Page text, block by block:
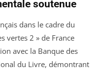
soutenue
dans le cadre du
vertes 2 » de France
avec la Banque des
du Livre, démontrant